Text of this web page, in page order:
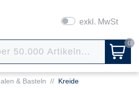
exkl. MwSt
0
& Basteln // Kreide